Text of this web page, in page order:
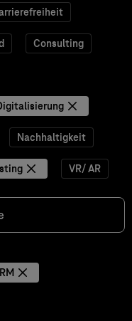
Consulting
Nachhaltigkeit
VR/ AR